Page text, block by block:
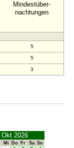
Mindestüber-
nachtungen
5
5
3
Okt 2026
Mi Do Fr Sa So